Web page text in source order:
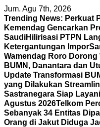
Skip
to
content
Jum. Agu 7th, 2026
Trending News: Perkuat
Kemendag Gencarkan
SaudiHilirisasi PTPN
Ketergantungan Impor
Wamendag Roro
BUMN, Danantara dan
Update Transformasi
yang Dilakukan
Sastranegara Siap
Agustus 2026Telkom
Sebanyak 34 Entitas
Orang di Jakut Diduga